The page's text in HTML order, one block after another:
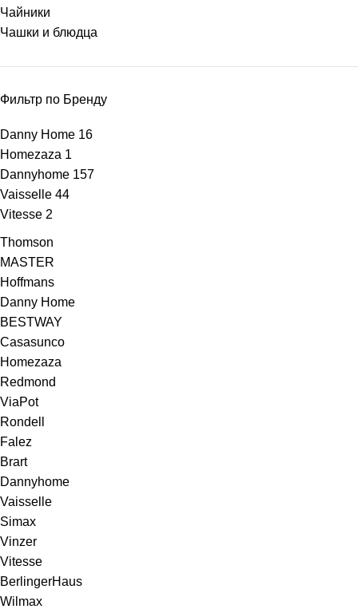
Чайники
Чашки и блюдца
Фильтр по Бренду
Danny Home 16
Homezaza 1
Dannyhome 157
Vaisselle 44
Vitesse 2
Thomson
MASTER
Hoffmans
Danny Home
BESTWAY
Casasunco
Homezaza
Redmond
ViaPot
Rondell
Falez
Brart
Dannyhome
Vaisselle
Simax
Vinzer
Vitesse
BerlingerHaus
Wilmax